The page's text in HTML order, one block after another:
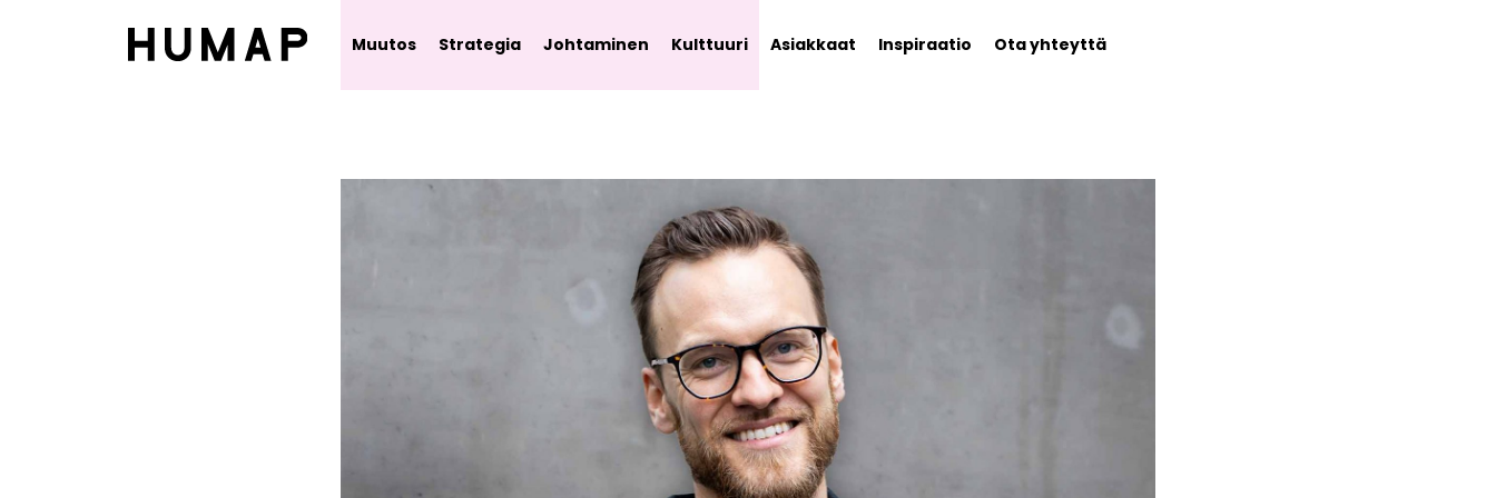
Muutos Strategia Johtaminen Kulttuuri Asiakkaat Inspiraatio Ota yhteyttä